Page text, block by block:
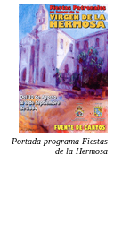
Portada programa Fiestas
de la Hermosa